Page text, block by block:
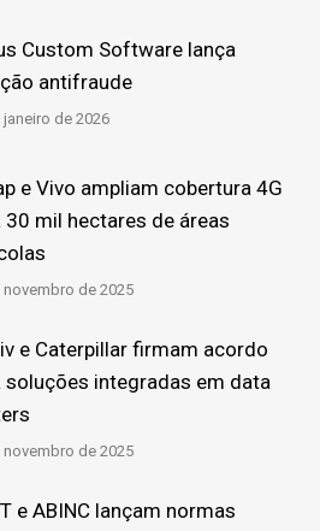
Custom Software lança
antifraude
janeiro de 2026
e Vivo ampliam cobertura 4G
30 mil hectares de áreas
novembro de 2025
e Caterpillar firmam acordo
soluções integradas em data
novembro de 2025
e ABINC lançam normas